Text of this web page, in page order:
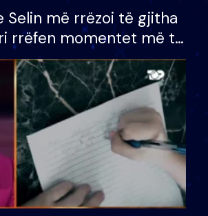
Selin më rrëzoi të gjitha
rrëfen momentet më të
e BB VIP: Do më
e mëngjesit kur…